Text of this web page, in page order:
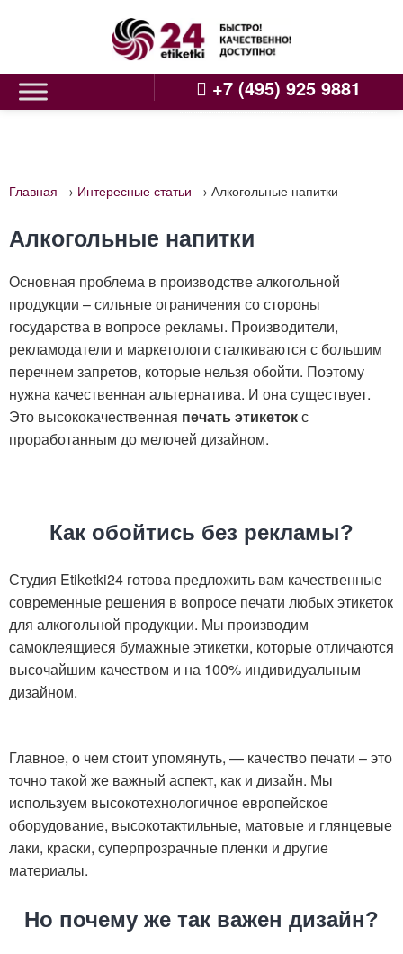
+7 (495) 925 9881
Главная → Интересные статьи → Алкогольные напитки
Алкогольные напитки
Основная проблема в производстве алкогольной
продукции – сильные ограничения со стороны
государства в вопросе рекламы. Производители,
рекламодатели и маркетологи сталкиваются с большим
перечнем запретов, которые нельзя обойти. Поэтому
нужна качественная альтернатива. И она существует.
Это высококачественная печать этикетокс
проработанным до мелочей дизайном.
Как обойтись без рекламы?
Студия Etiketki24 готова предложить вам качественные
современные решения в вопросе печати любых этикеток
для алкогольной продукции. Мы производим
самоклеящиеся бумажные этикетки, которые отличаются
высочайшим качеством и на 100% индивидуальным
дизайном.
Главное, о чем стоит упомянуть, — качество печати – это
точно такой же важный аспект, как и дизайн. Мы
используем высокотехнологичное европейское
оборудование, высокотактильные, матовые и глянцевые
лаки, краски, суперпрозрачные пленки и другие
материалы.
Но почему же так важен дизайн?